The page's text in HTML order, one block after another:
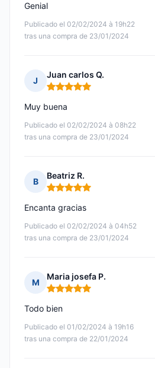
Publicado el 02/02/2024 à 19h22
tras una compra de 23/01/2024
Genial
J
Juan carlos Q.
Nota: 5 de 5
Publicado el 02/02/2024 à 08h22
tras una compra de 23/01/2024
Muy buena
B
Beatriz R.
Nota: 5 de 5
Publicado el 02/02/2024 à 04h52
tras una compra de 23/01/2024
Encanta gracias
M
Maria josefa P.
Nota: 5 de 5
Publicado el 01/02/2024 à 19h16
tras una compra de 22/01/2024
Todo bien